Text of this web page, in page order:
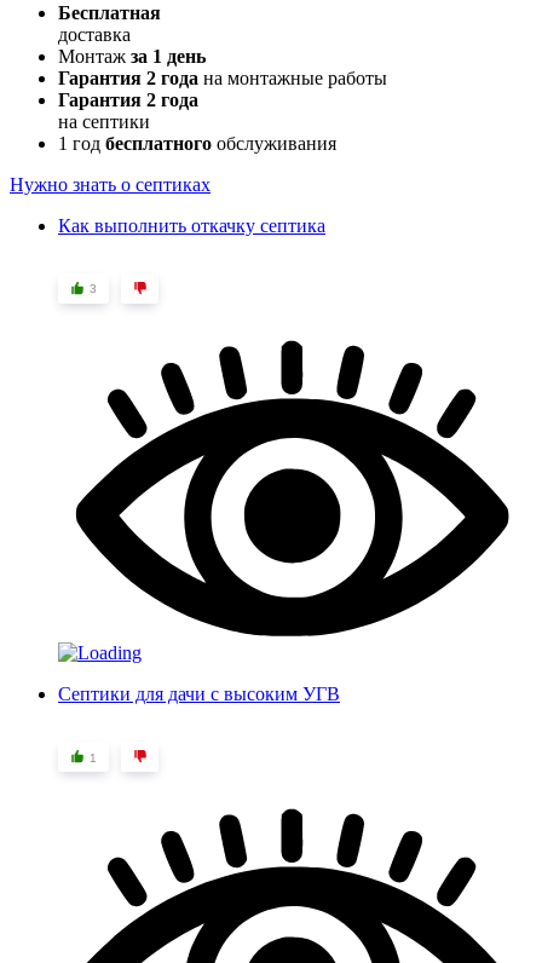
Бесплатная
доставка
Монтаж за 1 день
Гарантия 2 года на монтажные работы
Гарантия 2 года
на септики
1 год бесплатного обслуживания
Нужно знать о септиках
Как выполнить откачку септика
3
Септики для дачи с высоким УГВ
1